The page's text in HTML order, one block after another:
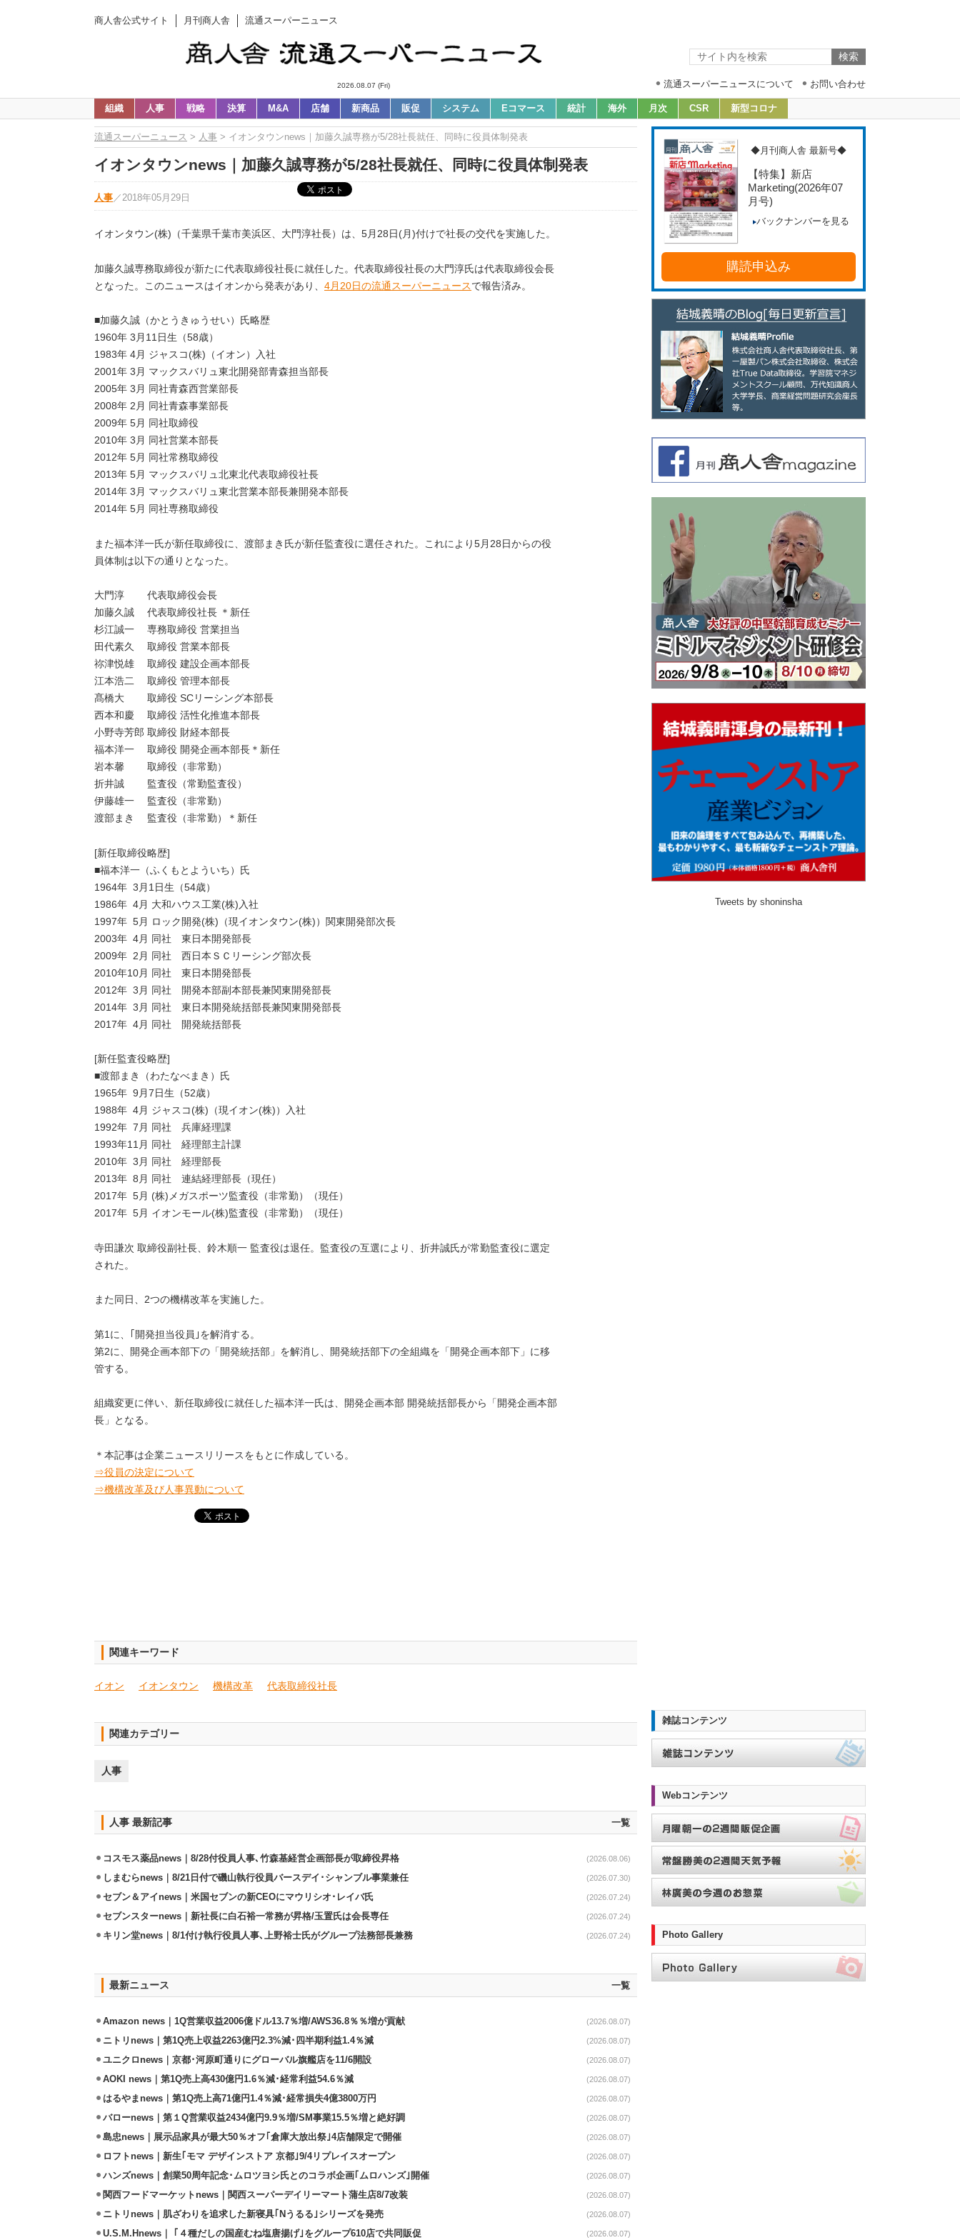
商人舎公式サイト 月刊商人舎 流通スーパーニュース
2026.08.07 (Fri) 流通スーパーニュースについて お問い合わせ
組織 人事 戦略 決算 M&A 店舗 新商品 販促 システム Eコマース 統計 海外 月次 CSR 新型コロナ
流通スーパーニュース > 人事 > イオンタウンnews｜加藤久誠専務が5/28社長就任、同時に役員体制発表
イオンタウンnews｜加藤久誠専務が5/28社長就任、同時に役員体制発表
人事 ／ 2018年05月29日
イオンタウン(株)（千葉県千葉市美浜区、大門淳社長）は、5月28日(月)付けで社長の交代を実施した。
加藤久誠専務取締役が新たに代表取締役社長に就任した。代表取締役社長の大門淳氏は代表取締役会長
となった。このニュースはイオンから発表があり、 4月20日の流通スーパーニュースで報告済み。
■加藤久誠（かとうきゅうせい）氏略歴
1960年 3月11日生（58歳）
1983年 4月 ジャスコ(株)（イオン）入社
2001年 3月 マックスバリュ東北開発部青森担当部長
2005年 3月 同社青森西営業部長
2008年 2月 同社青森事業部長
2009年 5月 同社取締役
2010年 3月 同社営業本部長
2012年 5月 同社常務取締役
2013年 5月 マックスバリュ北東北代表取締役社長
2014年 3月 マックスバリュ東北営業本部長兼開発本部長
2014年 5月 同社専務取締役
また福本洋一氏が新任取締役に、渡部まき氏が新任監査役に選任された。これにより5月28日からの役
員体制は以下の通りとなった。
大門淳 代表取締役会長
加藤久誠 代表取締役社長 ＊新任
杉江誠一 専務取締役 営業担当
田代素久 取締役 営業本部長
祢津悦雄 取締役 建設企画本部長
江本浩二 取締役 管理本部長
髙橋大 取締役 SCリーシング本部長
西本和慶 取締役 活性化推進本部長
小野寺芳郎 取締役 財経本部長
福本洋一 取締役 開発企画本部長＊新任
岩本馨 取締役（非常勤）
折井誠 監査役（常勤監査役）
伊藤雄一 監査役（非常勤）
渡部まき 監査役（非常勤）＊新任
[新任取締役略歴]
■福本洋一（ふくもとよういち）氏
1964年 3月1日生（54歳）
1986年 4月 大和ハウス工業(株)入社
1997年 5月 ロック開発(株)（現イオンタウン(株)）関東開発部次長
2003年 4月 同社 東日本開発部長
2009年 2月 同社 西日本ＳＣリーシング部次長
2010年10月 同社 東日本開発部長
2012年 3月 同社 開発本部副本部長兼関東開発部長
2014年 3月 同社 東日本開発統括部長兼関東開発部長
2017年 4月 同社 開発統括部長
[新任監査役略歴]
■渡部まき（わたなべまき）氏
1965年 9月7日生（52歳）
1988年 4月 ジャスコ(株)（現イオン(株)）入社
1992年 7月 同社 兵庫経理課
1993年11月 同社 経理部主計課
2010年 3月 同社 経理部長
2013年 8月 同社 連結経理部長（現任）
2017年 5月 (株)メガスポーツ監査役（非常勤）（現任）
2017年 5月 イオンモール(株)監査役（非常勤）（現任）
寺田謙次 取締役副社長、鈴木順一 監査役は退任。監査役の互選により、折井誠氏が常勤監査役に選定
された。
また同日、2つの機構改革を実施した。
第1に、｢開発担当役員｣を解消する。
第2に、開発企画本部下の「開発統括部」を解消し、開発統括部下の全組織を「開発企画本部下」に移
管する。
組織変更に伴い、新任取締役に就任した福本洋一氏は、開発企画本部 開発統括部長から「開発企画本部
長」となる。
＊本記事は企業ニュースリリースをもとに作成している。
⇒役員の決定について
⇒機構改革及び人事異動について
関連キーワード
イオン イオンタウン 機構改革 代表取締役社長
関連カテゴリー
人事
人事 最新記事 一覧
コスモス薬品news｜8/28付役員人事､竹森基経営企画部長が取締役昇格 (2026.08.06)
しまむらnews｜8/21日付で磯山執行役員バースデイ･シャンブル事業兼任 (2026.07.30)
セブン＆アイnews｜米国セブンの新CEOにマウリシオ･レイバ氏 (2026.07.24)
セブンスターnews｜新社長に白石裕一常務が昇格/玉置氏は会長専任 (2026.07.24)
キリン堂news｜8/1付け執行役員人事､上野裕士氏がグループ法務部長兼務 (2026.07.24)
最新ニュース 一覧
Amazon news｜1Q営業収益2006億ドル13.7％増/AWS36.8％％増が貢献 (2026.08.07)
ニトリnews｜第1Q売上収益2263億円2.3%減･四半期利益1.4％減 (2026.08.07)
ユニクロnews｜京都･河原町通りにグローバル旗艦店を11/6開設 (2026.08.07)
AOKI news｜第1Q売上高430億円1.6％減･経常利益54.6％減 (2026.08.07)
はるやまnews｜第1Q売上高71億円1.4％減･経常損失4億3800万円 (2026.08.07)
バローnews｜第１Q営業収益2434億円9.9％増/SM事業15.5％増と絶好調 (2026.08.07)
島忠news｜展示品家具が最大50％オフ｢倉庫大放出祭｣4店舗限定で開催 (2026.08.07)
ロフトnews｜新生｢モマ デザインストア 京都｣9/4リプレイスオープン (2026.08.07)
ハンズnews｜創業50周年記念･ムロツヨシ氏とのコラボ企画｢ムロハンズ｣開催 (2026.08.07)
関西フードマーケットnews｜関西スーパーデイリーマート蒲生店8/7改装 (2026.08.07)
ニトリnews｜肌ざわりを追求した新寝具｢Nうるる｣シリーズを発売 (2026.08.07)
U.S.M.Hnews｜ ｢４種だしの国産むね塩唐揚げ｣をグループ610店で共同販促 (2026.08.07)
◆月刊商人舎 最新号◆
【特集】新店
Marketing(2026年07
月号)
バックナンバーを見る
購読申込み
Tweets by shoninsha
雑誌コンテンツ
Webコンテンツ
Photo Gallery